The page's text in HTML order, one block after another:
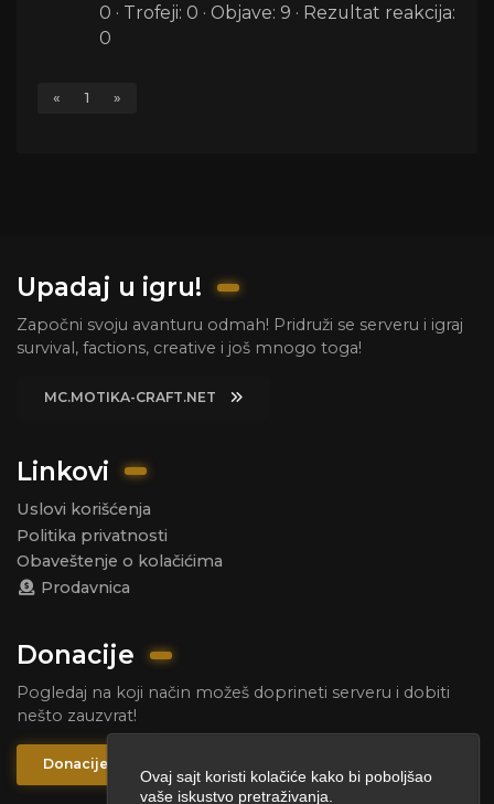
Ovaj sajt koristi kolačiće kako bi poboljšao
vaše iskustvo pretraživanja.
0 · Trofeji: 0 · Objave: 9 · Rezultat reakcija:
0
« 1 »
Upadaj u igru!
Započni svoju avanturu odmah! Pridruži se serveru i igraj
survival, factions, creative i još mnogo toga!
MC.MOTIKA-CRAFT.NET
Linkovi
Uslovi korišćenja
Politika privatnosti
Obaveštenje o kolačićima
Prodavnica
Donacije
Pogledaj na koji način možeš doprineti serveru i dobiti
nešto zauzvrat!
Donacije